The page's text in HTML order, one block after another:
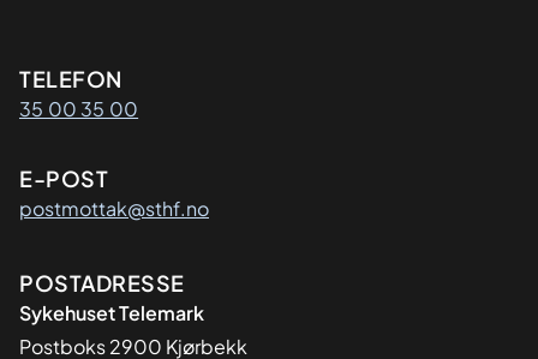
Kontaktinformasjon
TELEFON
35 00 35 00
E-POST
postmottak@sthf.no
Adresse
POSTADRESSE
Sykehuset Telemark
Postboks 2900 Kjørbekk